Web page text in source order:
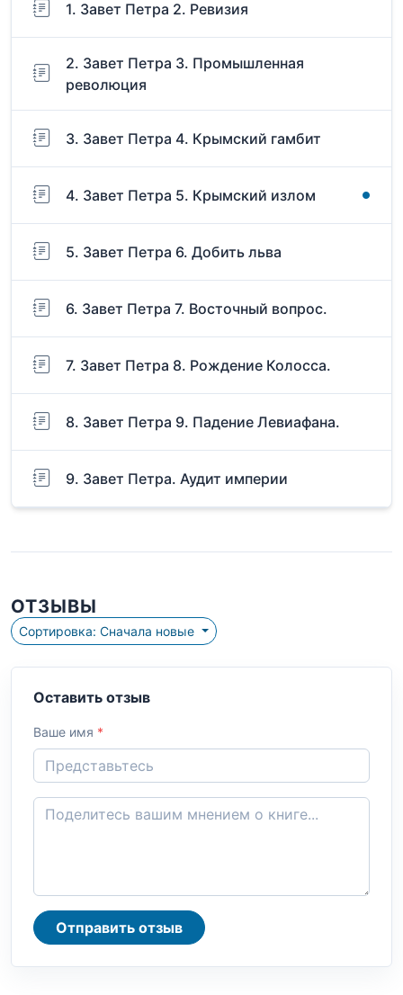
1. Завет Петра 2. Ревизия
2. Завет Петра 3. Промышленная
революция
3. Завет Петра 4. Крымский гамбит
4. Завет Петра 5. Крымский излом
5. Завет Петра 6. Добить льва
6. Завет Петра 7. Восточный вопрос.
7. Завет Петра 8. Рождение Колосса.
8. Завет Петра 9. Падение Левиафана.
9. Завет Петра. Аудит империи
ОТЗЫВЫ
Сортировка: Сначала новые
Оставить отзыв
Ваше имя *
Отправить отзыв